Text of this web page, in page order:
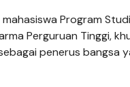
Program
Perguruan Tinggi,
penerus bangsa